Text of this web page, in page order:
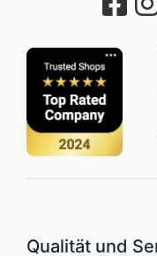
Qualität und